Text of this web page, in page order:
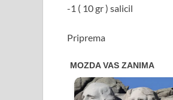
-1 ( 10 gr ) salicil
Priprema